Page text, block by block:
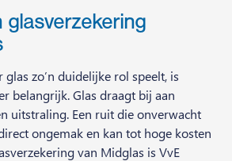
glasverzekering
zo’n duidelijke rol speelt, is
belangrijk. Glas draagt bij aan
uitstraling. Een ruit die onverwacht
ongemak en kan tot hoge kosten
van Midglas is VvE